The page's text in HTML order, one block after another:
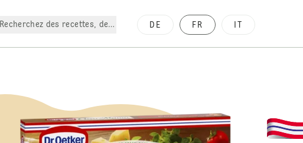
Recherchez des recettes, des produits, etc.
DE FR